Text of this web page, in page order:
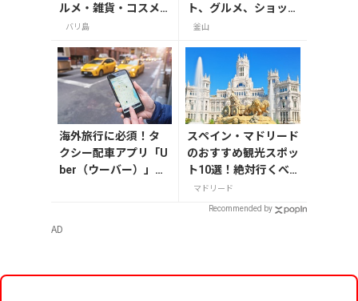
ルメ・雑貨・コスメ
のおすすめ20選
バリ島
ト、グルメ、ショッピ
ングを満喫
釜山
海外旅行に必須！タ
クシー配車アプリ「U
ber（ウーバー）」の
スペイン・マドリード
のおすすめ観光スポッ
ト10選！絶対行くべ
き名所を紹介
マドリード
Recommended by
AD